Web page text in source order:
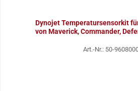
Dynojet Temperatursensorkit
von Maverick, Commander,
Art.-Nr.: 50-